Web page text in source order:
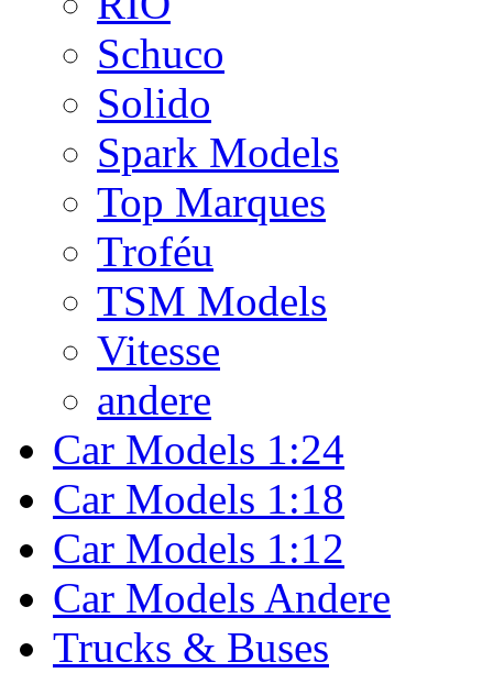
Schuco
Solido
Spark Models
Top Marques
Troféu
TSM Models
Vitesse
andere
Car Models 1:24
Car Models 1:18
Car Models 1:12
Car Models Andere
Trucks & Buses